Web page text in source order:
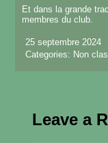
Et dans la grande
membres du club.
25 septembre 2024
Categories: Non
Leave a